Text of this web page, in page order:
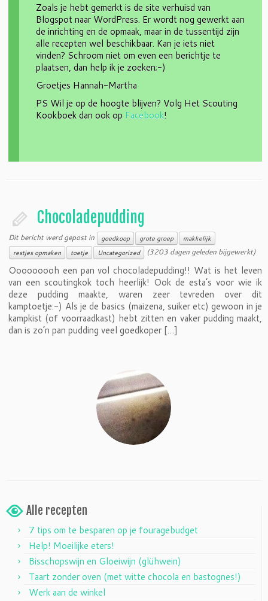
Zoals je hebt gemerkt is de site verhuisd van
Blogspot naar WordPress. Er wordt nog gewerkt aan
de inrichting en de opmaak, maar in de tussentijd zijn
alle recepten wel beschikbaar. Kan je iets niet
vinden? Schroom niet om even een berichtje te
plaatsen, dan help ik je zoeken;-)
Groetjes Hannah-Martha
PS Wil je op de hoogte blijven? Volg Het Scouting
Kookboek dan ook op Facebook!
Chocoladepudding
Dit bericht werd gepost in goedkoop grote groep
makkelijk
restjes opmaken
toetje Uncategorized (3203 dagen geleden bijgewerkt)
Ooooooooh een pan vol chocoladepudding!! Wat is het leven
van een scoutingkok toch heerlijk! Ook de esta’s voor wie ik
deze pudding maakte, waren zeer tevreden over dit
kamptoetje:-) Als je de basics (maizena, suiker etc) gewoon in je
kampkist (of voorraadkast) hebt zitten en vaker pudding maakt,
dan is zo’n pan pudding veel goedkoper […]
Alle recepten
7 tips om te besparen op je fouragebudget
Help! Moeilijke eters!
Bisschopswijn en Gloeiwijn (glühwein)
Taart zonder oven (met witte chocola en bastognes!)
Werk aan de winkel